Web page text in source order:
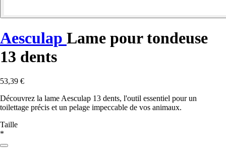
Aesculap Lame pour tondeuse
13 dents
53,39 €
Découvrez la lame Aesculap 13 dents, l'outil essentiel pour un
toilettage précis et un pelage impeccable de vos animaux.
Taille
*